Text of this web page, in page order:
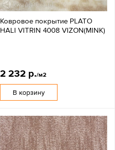
Ковровое покрытие PLATO
HALI VITRIN 4008 VIZON(MINK)
2 232 р./м2
В корзину